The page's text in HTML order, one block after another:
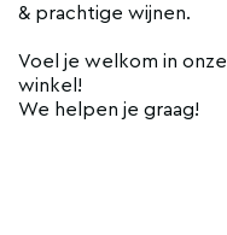
& prachtige wijnen.
Voel je welkom in onze
winkel!
We helpen je graag!